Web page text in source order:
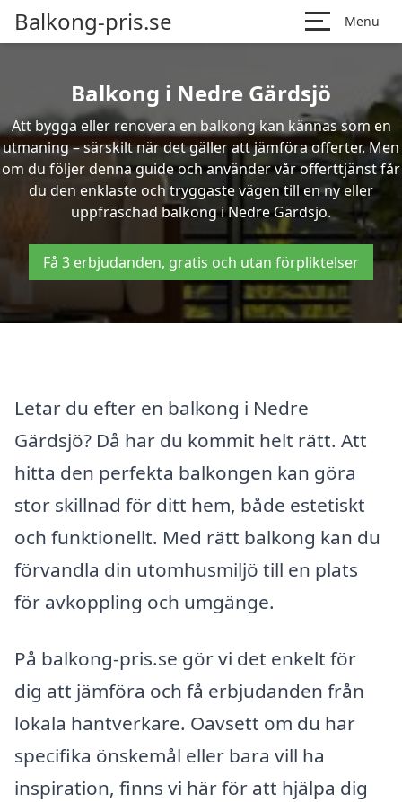
Balkong-pris.se Menu
Balkong i Nedre Gärdsjö
Att bygga eller renovera en balkong kan kännas som en
utmaning – särskilt när det gäller att jämföra offerter. Men
om du följer denna guide och använder vår offerttjänst får
du den enklaste och tryggaste vägen till en ny eller
uppfräschad balkong i Nedre Gärdsjö.
Få 3 erbjudanden, gratis och utan förpliktelser
Letar du efter en balkong i Nedre
Gärdsjö? Då har du kommit helt rätt. Att
hitta den perfekta balkongen kan göra
stor skillnad för ditt hem, både estetiskt
och funktionellt. Med rätt balkong kan du
förvandla din utomhusmiljö till en plats
för avkoppling och umgänge.
På balkong-pris.se gör vi det enkelt för
dig att jämföra och få erbjudanden från
lokala hantverkare. Oavsett om du har
specifika önskemål eller bara vill ha
inspiration, finns vi här för att hjälpa dig